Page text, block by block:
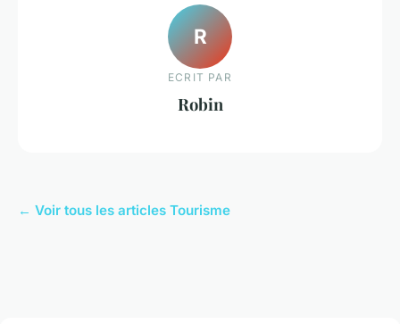
R
ECRIT PAR
Robin
← Voir tous les articles Tourisme